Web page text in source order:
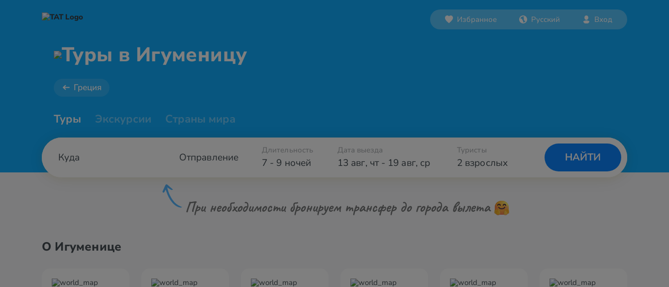
Избранное Русский Вход
Туры в Игуменицу
Греция
Туры Экскурсии Страны мира
Отправление 7 - 9 ночей
Длительность Дата выезда
13 авг, чт- 19 авг, ср 2 взрослых
Туристы
НАЙТИ
При необходимости бронируем трансфер до города вылета
О Игуменице